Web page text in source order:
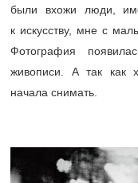
были вхожи люди,
к искусству, мне с
Фотография
живописи. А так как
начала снимать.